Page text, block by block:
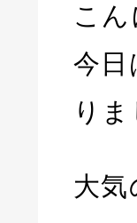
こ
今日
りま
大